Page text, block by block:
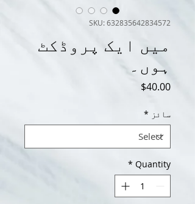
SKU: 632835642834572
میں ایک پروڈکٹ
ہوں۔
$40.00
سائز *
Quantity
*